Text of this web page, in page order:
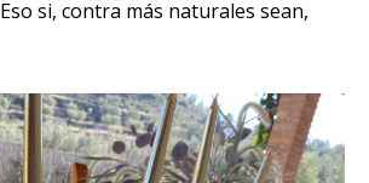
si, contra más naturales sean,